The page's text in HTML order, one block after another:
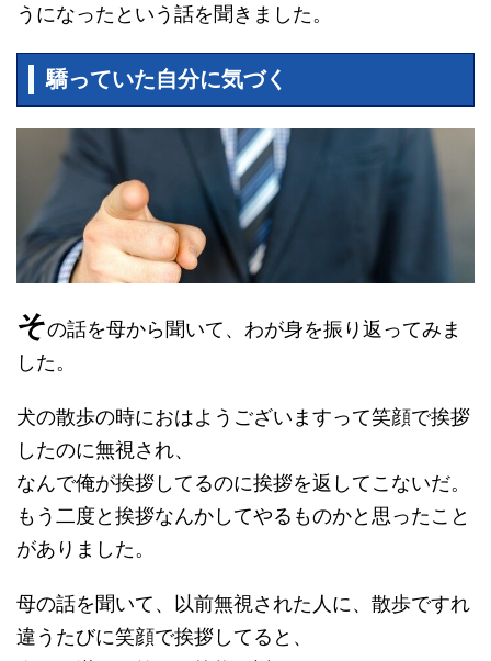
うになったという話を聞きました。
驕っていた自分に気づく
その話を母から聞いて、わが身を振り返ってみま
した。
犬の散歩の時におはようございますって笑顔で挨拶
したのに無視され、
なんで俺が挨拶してるのに挨拶を返してこないだ。
もう二度と挨拶なんかしてやるものかと思ったこと
がありました。
母の話を聞いて、以前無視された人に、散歩ですれ
違うたびに笑顔で挨拶してると、